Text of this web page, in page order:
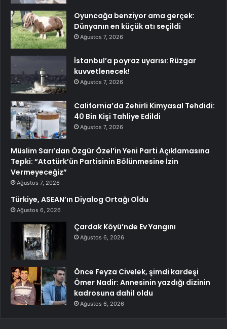
Oyuncağa benziyor ama gerçek:
Dünyanın en küçük atı seçildi
Ağustos 7, 2026
İstanbul’a poyraz uyarısı: Rüzgar
kuvvetlenecek!
Ağustos 7, 2026
California’da Zehirli Kimyasal Tehdidi:
40 Bin Kişi Tahliye Edildi
Ağustos 7, 2026
Müslim Sarı’dan Özgür Özel’in Yeni Parti Açıklamasına
Tepki: “Atatürk’ün Partisinin Bölünmesine İzin
Vermeyeceğiz”
Ağustos 7, 2026
Türkiye, ASEAN’ın Diyalog Ortağı Oldu
Ağustos 6, 2026
Çardak Köyü’nde Ev Yangını
Ağustos 6, 2026
Önce Feyza Civelek, şimdi kardeşi
Ömer Nadir: Annesinin yazdığı dizinin
kadrosuna dahil oldu
Ağustos 6, 2026